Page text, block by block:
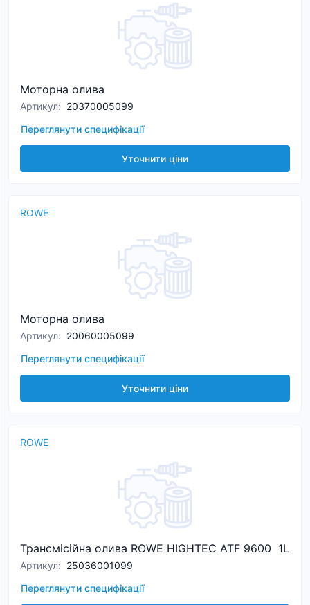
Моторна олива
Артикул: 20370005099
Переглянути специфікації
Уточнити ціни
ROWE
Моторна олива
Артикул: 20060005099
Переглянути специфікації
Уточнити ціни
ROWE
Трансмісійна олива ROWE HIGHTEC ATF 9600 1L
Артикул: 25036001099
Переглянути специфікації